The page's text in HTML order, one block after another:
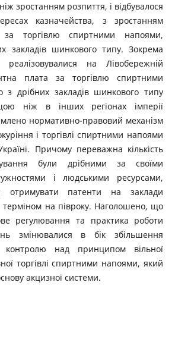
зростанням розпиття, і відбувалося
казначейства, з зростанням
за торгівлю спиртними напоями,
закладів шинкового типу. Зокрема
реалізовувалися на Лівобережній
плата за торгівлю спиртними
з дрібних закладів шинкового типу
ніж в інших регіонах імперії
нормативно-правовий механізм
і торгівлі спиртними напоями
Причому переважна кількість
були дрібними за своїми
і людськими ресурсами,
отримувати патенти на заклади
терміном на півроку. Наголошено, що
регулювання та практика роботи
змінювалися в бік збільшення
контролю над принципом вільної
торгівлі спиртними напоями, який
акцизної системи.